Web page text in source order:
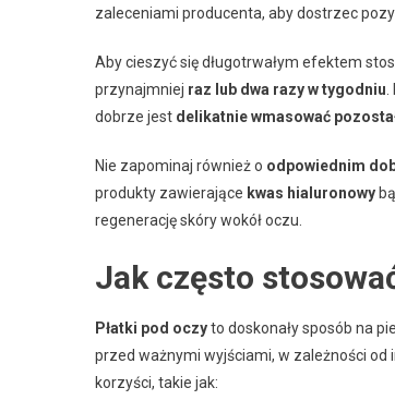
zaleceniami producenta, aby dostrzec
Aby cieszyć się długotrwałym efektem
przynajmniej raz lub dwa razy w tygodniu
dobrze jest delikatnie wmasować
Nie zapominaj również o odpowiednim
produkty zawierające kwas hialuronowy
regenerację skóry wokół oczu.
Jak często
Płatki pod oczyto doskonały sposób na
przed ważnymi wyjściami, w zależności
korzyści, takie jak: